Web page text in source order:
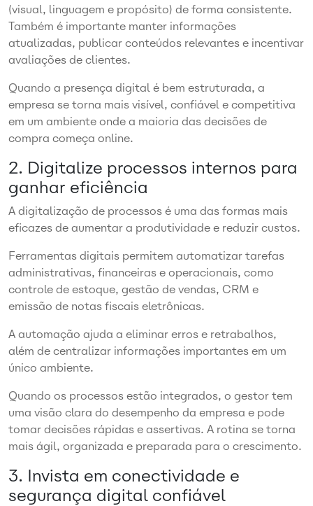
(visual, linguagem e propósito) de forma consistente.
Também é importante manter informações
atualizadas, publicar conteúdos relevantes e incentivar
avaliações de clientes.
Quando a presença digital é bem estruturada, a
empresa se torna mais visível, confiável e competitiva
em um ambiente onde a maioria das decisões de
compra começa online.
2. Digitalize processos internos para
ganhar eficiência
A digitalização de processos é uma das formas mais
eficazes de aumentar a produtividade e reduzir custos.
Ferramentas digitais permitem automatizar tarefas
administrativas, financeiras e operacionais, como
controle de estoque, gestão de vendas, CRM e
emissão de notas fiscais eletrônicas.
A automação ajuda a eliminar erros e retrabalhos,
além de centralizar informações importantes em um
único ambiente.
Quando os processos estão integrados, o gestor tem
uma visão clara do desempenho da empresa e pode
tomar decisões rápidas e assertivas. A rotina se torna
mais ágil, organizada e preparada para o crescimento.
3. Invista em conectividade e
segurança digital confiável